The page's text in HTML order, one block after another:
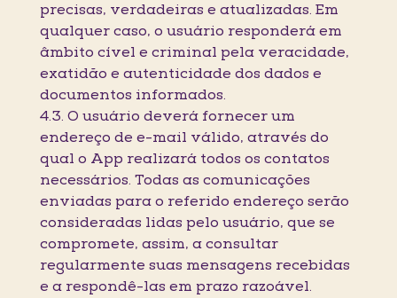
precisas, verdadeiras e atualizadas. Em
qualquer caso, o usuário responderá em
âmbito cível e criminal pela veracidade,
exatidão e autenticidade dos dados e
documentos informados.
4.3. O usuário deverá fornecer um
endereço de e-mail válido, através do
qual o App realizará todos os contatos
necessários. Todas as comunicações
enviadas para o referido endereço serão
consideradas lidas pelo usuário, que se
compromete, assim, a consultar
regularmente suas mensagens recebidas
e a respondê-las em prazo razoável.